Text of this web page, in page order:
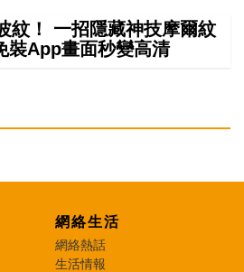
紋！ 一招隱藏神技摩爾紋
裝App畫面秒變高清
網絡生活
網絡熱話
生活情報